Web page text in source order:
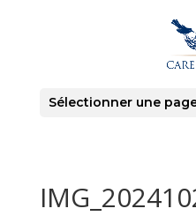
Sélectionner une